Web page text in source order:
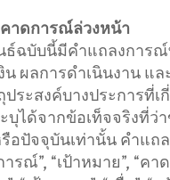
าดการณ์ล่วงหน้า
ฉบับนี้มีคำแถลงการ
น ผลการดำเนินงาน
ระสงค์บางประการที่
บุได้จากข้อเท็จจริงที่ว่
อปัจจุบันเท่านั้น คำแ
รณ์”, “เป้าหมาย”, “คา